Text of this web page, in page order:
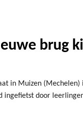
brug
in Muizen
door